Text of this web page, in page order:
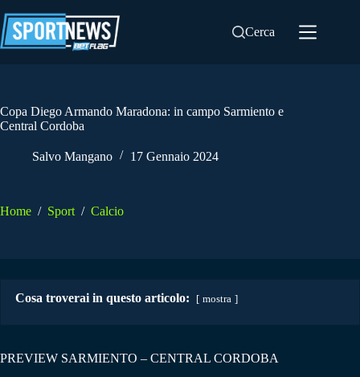
al
contenuto
Cerca
Copa Diego Armando Maradona: in campo Sarmiento e
Central Cordoba
Salvo Mangano 17 Gennaio 2024
Home / Sport / Calcio
Cosa troverai in questo articolo: mostra
PREVIEW SARMIENTO – CENTRAL CORDOBA